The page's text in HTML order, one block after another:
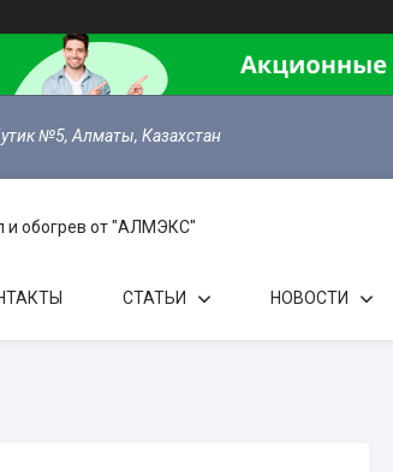
№5, Алматы, Казахстан
и обогрев от "АЛМЭКС"
СТАТЬИ НОВОСТИ